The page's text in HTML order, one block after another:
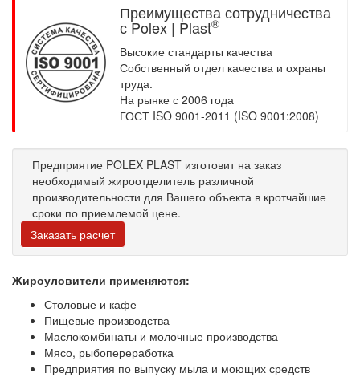
Преимущества сотрудничества
с Polex | Plast®
Высокие стандарты качества
Собственный отдел качества и охраны
труда.
На рынке с 2006 года
ГОСТ ISO 9001-2011 (ISO 9001:2008)
Предприятие POLEX PLAST изготовит на заказ
необходимый жироотделитель различной
производительности для Вашего объекта в кротчайшие
сроки по приемлемой цене.
Заказать расчет
Жироуловители применяются:
Столовые и кафе
Пищевые производства
Маслокомбинаты и молочные производства
Мясо, рыбопереработка
Предприятия по выпуску мыла и моющих средств